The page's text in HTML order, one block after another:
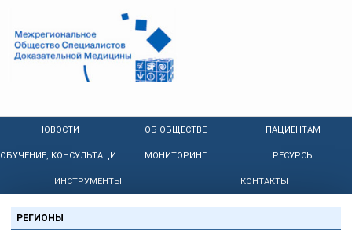
НОВОСТИ ОБ ОБЩЕСТВЕ ПАЦИЕНТАМ
ОБУЧЕНИЕ, КОНСУЛЬТАЦИИ МОНИТОРИНГ РЕСУРСЫ
ИНСТРУМЕНТЫ КОНТАКТЫ
РЕГИОНЫ